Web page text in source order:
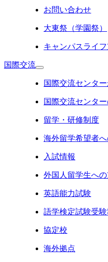
お問い合わせ
大東祭（学園祭）
キャンパスライ
国際交流
国際交流センタ
国際交流センタ
留学・研修制度
海外留学希望者
入試情報
外国人留学生へ
英語能力試験
語学検定試験受
協定校
海外拠点